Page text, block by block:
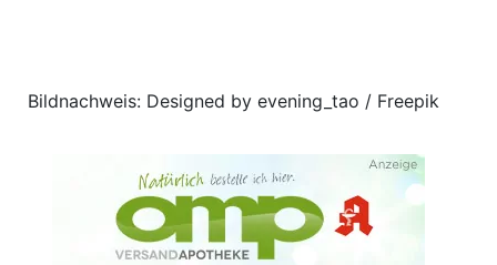
Bildnachweis: Designed by evening_tao / Freepik